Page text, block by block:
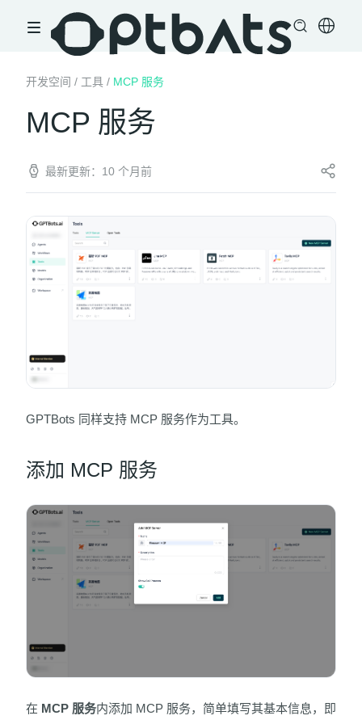
开发空间 / 工具 / MCP 服务
MCP 服务
最新更新：10 个月前
GPTBots 同样支持 MCP 服务作为工具。
添加 MCP 服务
在 MCP 服务内添加 MCP 服务，简单填写其基本信息，即